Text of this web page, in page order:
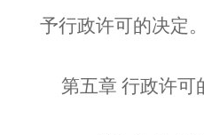
予行政许可的决
第五章 行政许可